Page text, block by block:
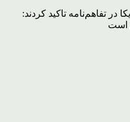
تفاهم‌نامه تاکید کردند:
است